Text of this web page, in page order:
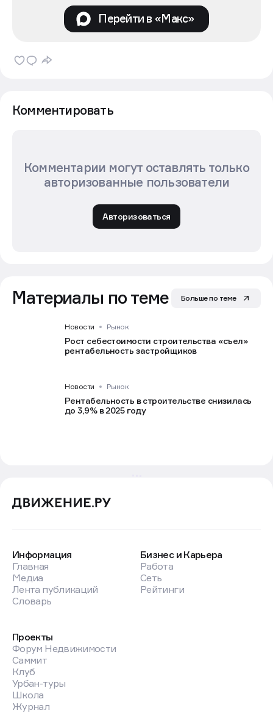
Перейти в «Макс»
Комментировать
Комментарии могут оставлять только
авторизованные пользователи
Авторизоваться
Материалы по теме Больше по теме
Новости Рынок
Рост себестоимости строительства «съел»
рентабельность застройщиков
Новости Рынок
Рентабельность в строительстве снизилась
до 3,9% в 2025 году
Информация
Главная
Медиа
Лента публикаций
Словарь
Бизнес и Карьера
Работа
Сеть
Рейтинги
Проекты
Форум Недвижимости
Саммит
Клуб
Урбан-туры
Школа
Журнал